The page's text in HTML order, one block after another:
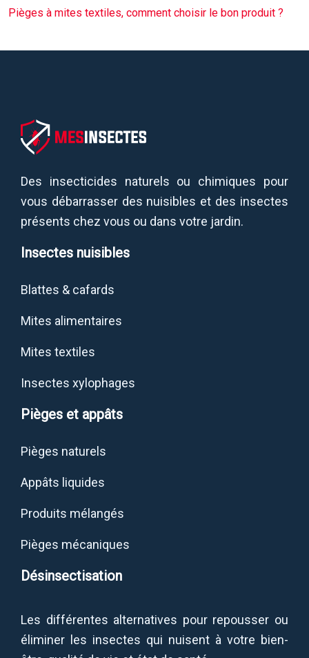
Pièges à mites textiles, comment choisir le bon produit ?
Des insecticides naturels ou chimiques pour
vous débarrasser des nuisibles et des insectes
présents chez vous ou dans votre jardin.
Insectes nuisibles
Blattes & cafards
Mites alimentaires
Mites textiles
Insectes xylophages
Pièges et appâts
Pièges naturels
Appâts liquides
Produits mélangés
Pièges mécaniques
Désinsectisation
Les différentes alternatives pour repousser ou
éliminer les insectes qui nuisent à votre bien-